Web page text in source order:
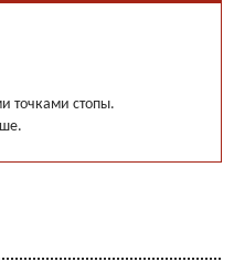
точками стопы.